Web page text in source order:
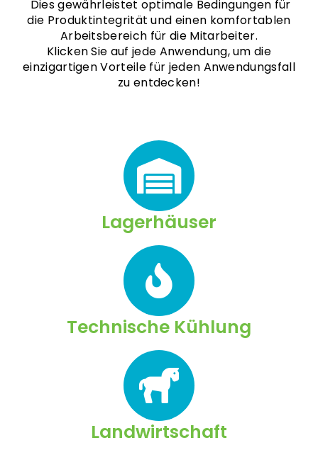
Dies gewährleistet optimale Bedingungen für
die Produktintegrität und einen komfortablen
Arbeitsbereich für die Mitarbeiter.
Klicken Sie auf jede Anwendung, um die
einzigartigen Vorteile für jeden Anwendungsfall
zu entdecken!
Lagerhäuser
Technische Kühlung
Landwirtschaft